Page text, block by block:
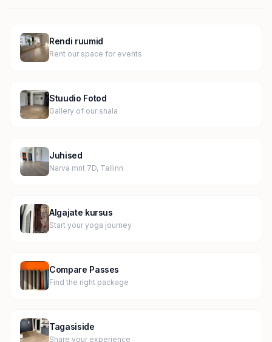
Rendi ruumid
Rent our space for events
Stuudio Fotod
Gallery of our shala
Juhised
Narva mnt 7D, Tallinn
Algajate kursus
Start your yoga journey
Compare Passes
Find the right package
Tagasiside
Share your experience